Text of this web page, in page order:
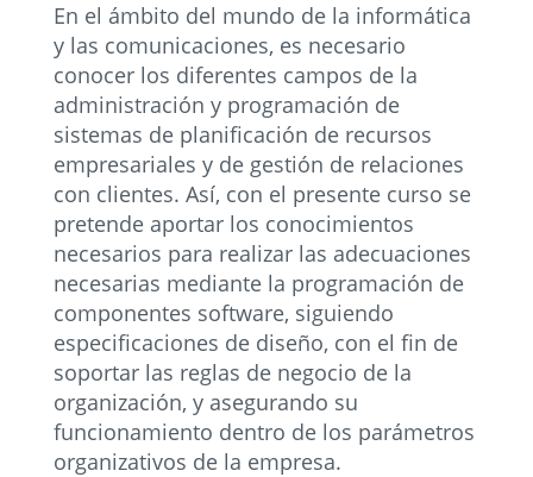
En el ámbito del mundo de la informática
y las comunicaciones, es necesario
conocer los diferentes campos de la
administración y programación de
sistemas de planificación de recursos
empresariales y de gestión de relaciones
con clientes. Así, con el presente curso se
pretende aportar los conocimientos
necesarios para realizar las adecuaciones
necesarias mediante la programación de
componentes software, siguiendo
especificaciones de diseño, con el fin de
soportar las reglas de negocio de la
organización, y asegurando su
funcionamiento dentro de los parámetros
organizativos de la empresa.